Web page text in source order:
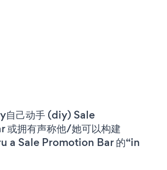
自己动手 (diy) Sale
拥有声称他/她可以构建
a Sale Promotion Bar 的“in